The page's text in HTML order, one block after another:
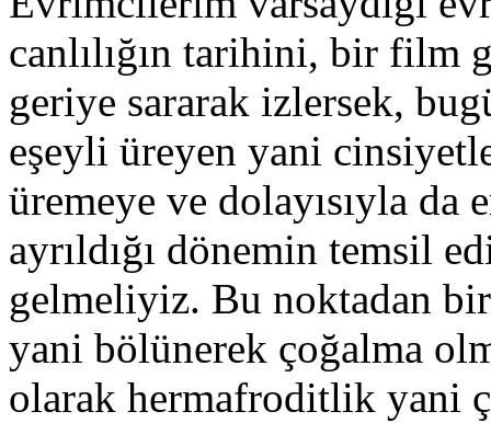
canlılığın tarihini, bir film
geriye sararak izlersek,
eşeyli üreyen yani
üremeye ve dolayısıyla
ayrıldığı dönemin temsil
gelmeliyiz. Bu noktadan bir
yani bölünerek çoğalma
olarak hermafroditlik